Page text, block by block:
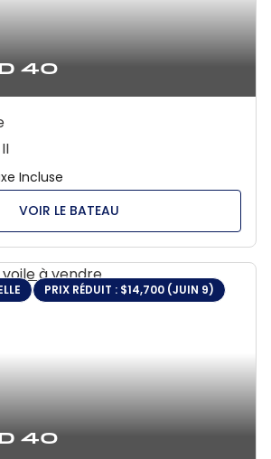
40
Incluse
VOIR LE BATEAU
40
PRIX RÉDUIT : $14,700 (JUIN 9)